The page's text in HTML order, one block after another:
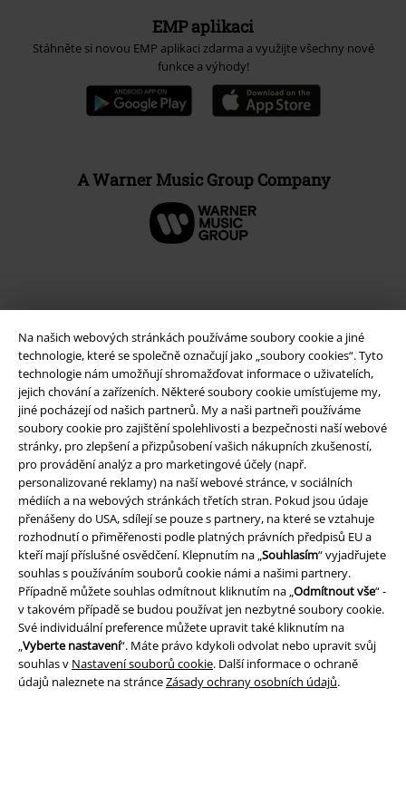
Na našich webových stránkách používáme soubory cookie a jiné
technologie, které se společně označují jako „soubory cookies“. Tyto
technologie nám umožňují shromažďovat informace o uživatelích,
jejich chování a zařízeních. Některé soubory cookie umísťujeme my,
jiné pocházejí od našich partnerů. My a naši partneři používáme
soubory cookie pro zajištění spolehlivosti a bezpečnosti naší webové
stránky, pro zlepšení a přizpůsobení vašich nákupních zkušeností,
pro provádění analýz a pro marketingové účely (např.
personalizované reklamy) na naší webové stránce, v sociálních
médiích a na webových stránkách třetích stran. Pokud jsou údaje
přenášeny do USA, sdílejí se pouze s partnery, na které se vztahuje
rozhodnutí o přiměřenosti podle platných právních předpisů EU a
kteří mají příslušné osvědčení. Klepnutím na „Souhlasím“ vyjadřujete
souhlas s používáním souborů cookie námi a našimi partnery.
Případně můžete souhlas odmítnout kliknutím na „Odmítnout vše“ -
v takovém případě se budou používat jen nezbytné soubory cookie.
Své individuální preference můžete upravit také kliknutím na
„Vyberte nastavení“. Máte právo kdykoli odvolat nebo upravit svůj
souhlas v Nastavení souborů cookie. Další informace o ochraně
údajů naleznete na stránceZásady ochrany osobních údajů.
EMP aplikaci
Stáhněte si novou EMP aplikaci zdarma a využijte všechny nové
funkce a výhody!
A Warner Music Group Company
Právní informace
Podmínky
Prohlášení
Ochrana osobních údajů
Likvidace odpadu a ochrana životního prostředí
Prohlášení o shodě
Informace o přístupnosti